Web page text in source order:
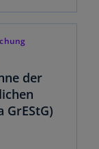
der
GrEStG)